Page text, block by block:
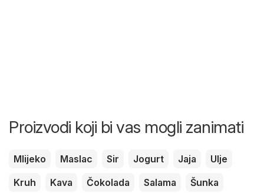
Proizvodi koji bi vas mogli zanimati
Mlijeko Maslac Sir Jogurt Jaja
Ulje
Kruh
Kava Čokolada Salama
Šunka